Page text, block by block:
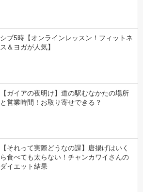
シブ5時【オンラインレッスン！フィットネ
ス＆ヨガが人気】
【ガイアの夜明け】道の駅むなかたの場所
と営業時間！お取り寄せできる？
【それって実際どうなの課】唐揚げはいく
ら食べても太らない！チャンカワイさんの
ダイエット結果